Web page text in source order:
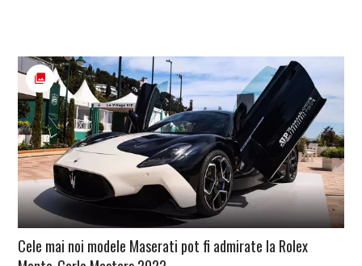
Cele mai noi modele Maserati pot fi admirate la Rolex